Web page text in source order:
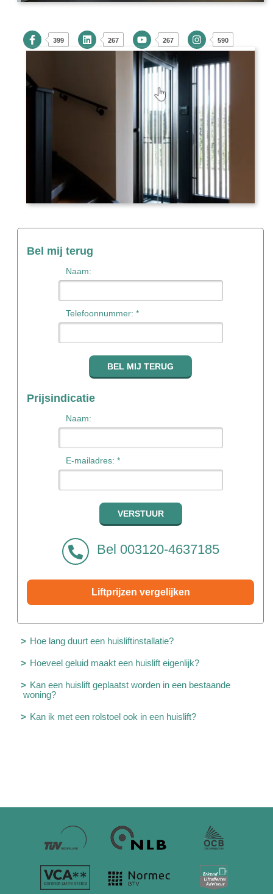
399 267 267 590
Bel mij terug
Naam:
Telefoonnummer: *
Prijsindicatie
Naam:
E-mailadres: *
Bel 003120-4637185
Liftprijzen vergelijken
Hoe lang duurt een huisliftinstallatie?
Hoeveel geluid maakt een huislift eigenlijk?
Kan een huislift geplaatst worden in een bestaande
woning?
Kan ik met een rolstoel ook in een huislift?